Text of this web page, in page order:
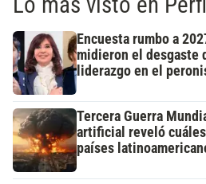
Encuesta rumbo a
midieron el desgaste
liderazgo en el
Tercera Guerra
artificial reveló
países